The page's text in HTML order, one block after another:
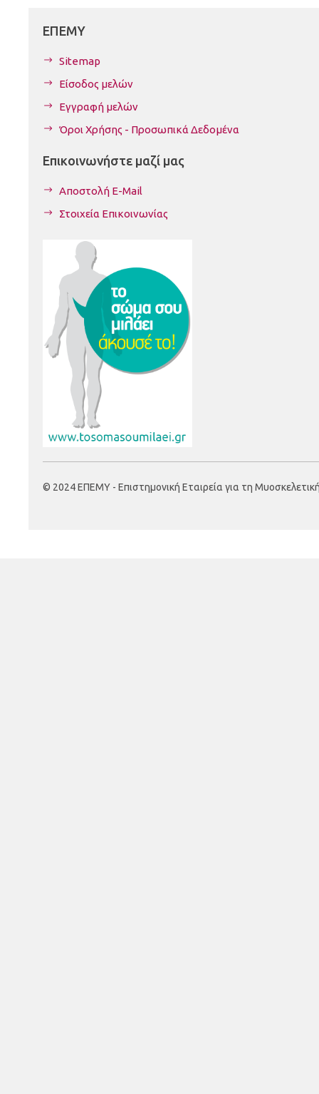
ΕΠΕΜΥ
Sitemap
Είσοδος μελών
Εγγραφή μελών
Όροι Χρήσης - Προσωπικά Δεδομένα
Επικοινωνήστε μαζί μας
Αποστολή E-Mail
Στοιχεία Επικοινωνίας
© 2024 ΕΠΕΜΥ - Επιστημονική Εταιρεία για τη